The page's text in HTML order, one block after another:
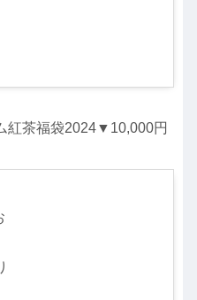
紅茶福袋2024▼10,000円